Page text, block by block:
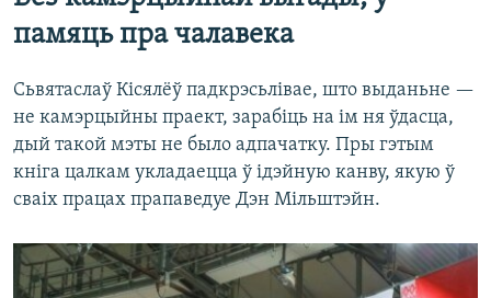
памяць пра чалавека
Сьвятаслаў Кісялёў падкрэсьлівае, што выданьне —
не камэрцыйны праект, зарабіць на ім ня ўдасца,
дый такой мэты не было адпачатку. Пры гэтым
кніга цалкам укладаецца ў ідэйную канву, якую ў
сваіх працах прапаведуе Дэн Мільштэйн.